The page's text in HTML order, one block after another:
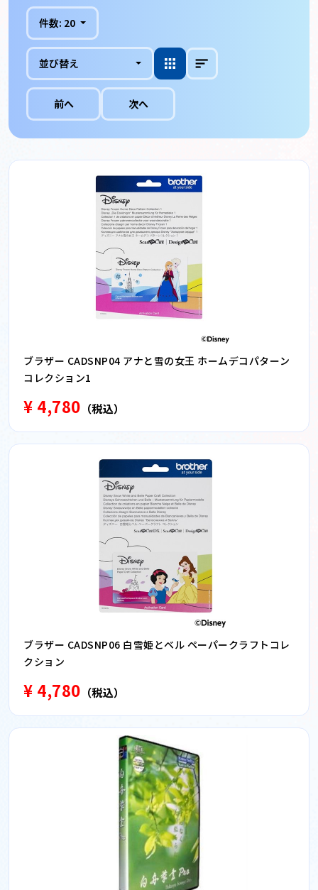
件数: 20
並び替え
前へ 次へ
ブラザー CADSNP04 アナと雪の女王 ホームデコパターン
コレクション1
¥ 4,780 （税込）
ブラザー CADSNP06 白雪姫とベル ペーパークラフトコレ
クション
¥ 4,780 （税込）